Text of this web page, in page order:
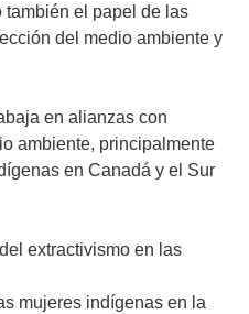
el papel de las
del medio ambiente y
en alianzas con
ambiente, principalmente
en Canadá y el Sur
extractivismo en las
mujeres indígenas en la